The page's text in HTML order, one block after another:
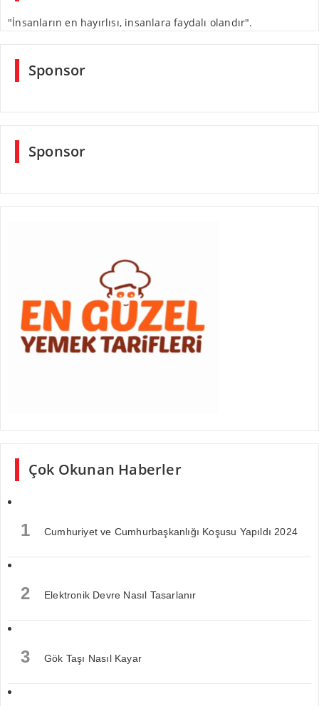
"İnsanların en hayırlısı, insanlara faydalı olandır".
Sponsor
Sponsor
Çok Okunan Haberler
1 Cumhuriyet ve Cumhurbaşkanlığı Koşusu Yapıldı 2024
2 Elektronik Devre Nasıl Tasarlanır
3 Gök Taşı Nasıl Kayar